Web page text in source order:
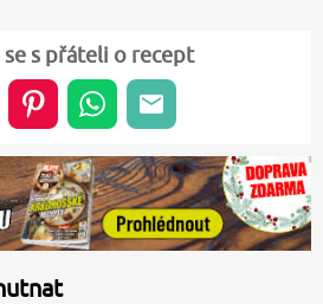
s přáteli o recept